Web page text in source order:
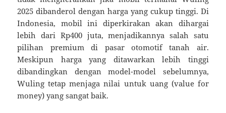
2025 dibanderol dengan harga yang cukup tinggi. Di
Indonesia, mobil ini diperkirakan akan dihargai
lebih dari Rp400 juta, menjadikannya salah satu
pilihan premium di pasar otomotif tanah air.
Meskipun harga yang ditawarkan lebih tinggi
dibandingkan dengan model-model sebelumnya,
Wuling tetap menjaga nilai untuk uang (value for
money) yang sangat baik.